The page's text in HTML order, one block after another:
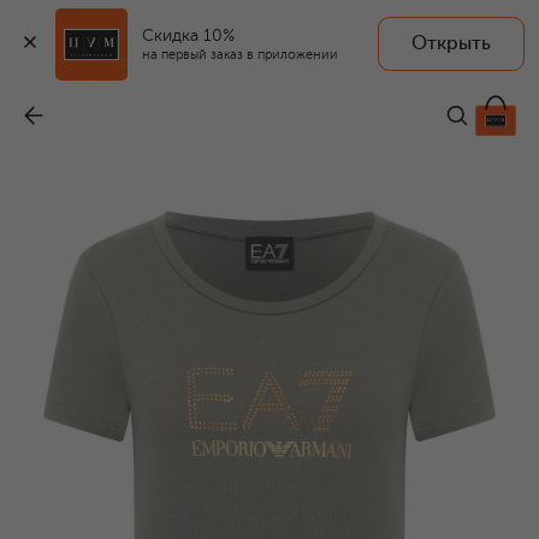
Скидка 10%
на первый заказ в приложении
Открыть